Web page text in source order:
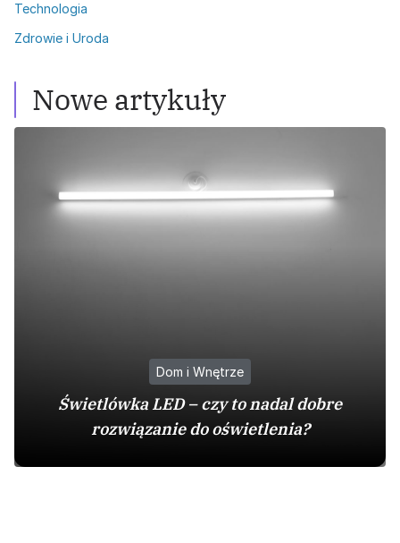
Technologia
Zdrowie i Uroda
Nowe artykuły
Dom i Wnętrze
Świetlówka LED – czy to nadal dobre
rozwiązanie do oświetlenia?